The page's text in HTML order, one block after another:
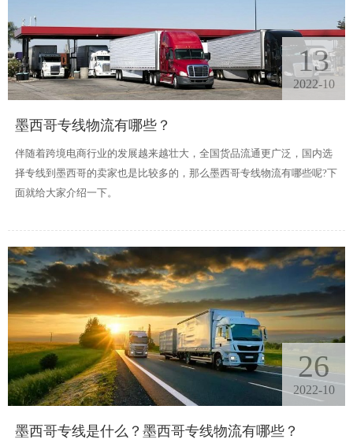
13
2022-10
墨西哥专线物流有哪些？
伴随着跨境电商行业的发展越来越壮大，全国货品流通更广泛，国内选
择专线到墨西哥的卖家也是比较多的，那么墨西哥专线物流有哪些呢?下
面就给大家介绍一下。
26
2022-10
墨西哥专线是什么？墨西哥专线物流有哪些？